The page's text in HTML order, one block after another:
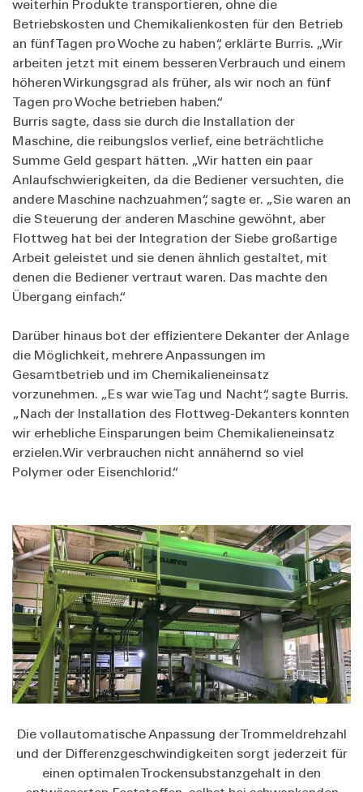
weiterhin Produkte transportieren, ohne die
Betriebskosten und Chemikalienkosten für den Betrieb
an fünf Tagen pro Woche zu haben“, erklärte Burris. „Wir
arbeiten jetzt mit einem besseren Verbrauch und einem
höheren Wirkungsgrad als früher, als wir noch an fünf
Tagen pro Woche betrieben haben.“
Burris sagte, dass sie durch die Installation der
Maschine, die reibungslos verlief, eine beträchtliche
Summe Geld gespart hätten. „Wir hatten ein paar
Anlaufschwierigkeiten, da die Bediener versuchten, die
andere Maschine nachzuahmen“, sagte er. „Sie waren an
die Steuerung der anderen Maschine gewöhnt, aber
Flottweg hat bei der Integration der Siebe großartige
Arbeit geleistet und sie denen ähnlich gestaltet, mit
denen die Bediener vertraut waren. Das machte den
Übergang einfach.“
Darüber hinaus bot der effizientere Dekanter der Anlage
die Möglichkeit, mehrere Anpassungen im
Gesamtbetrieb und im Chemikalieneinsatz
vorzunehmen. „Es war wie Tag und Nacht“, sagte Burris.
„Nach der Installation des Flottweg-Dekanters konnten
wir erhebliche Einsparungen beim Chemikalieneinsatz
erzielen.Wir verbrauchen nicht annähernd so viel
Polymer oder Eisenchlorid.“
Die vollautomatische Anpassung der Trommeldrehzahl
und der Differenzgeschwindigkeiten sorgt jederzeit für
einen optimalen Trockensubstanzgehalt in den